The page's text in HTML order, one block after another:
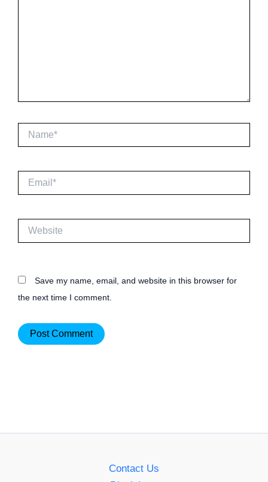
Name*
Email*
Save my name, email, and website in this browser for
the next time I comment.
Contact Us